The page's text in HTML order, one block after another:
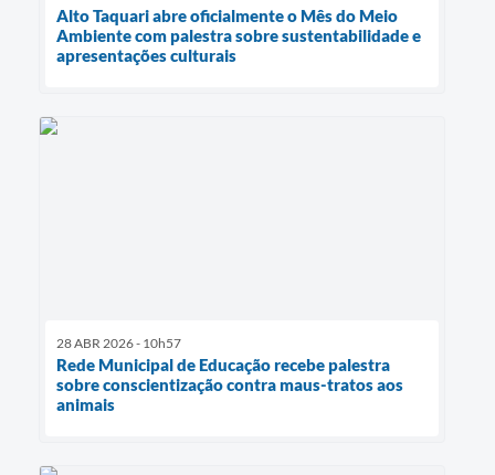
Alto Taquari abre oficialmente o Mês do Meio
Ambiente com palestra sobre sustentabilidade e
apresentações culturais
28 ABR 2026 - 10h57
Rede Municipal de Educação recebe palestra
sobre conscientização contra maus-tratos aos
animais